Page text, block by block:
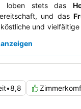
loben stets das
und das
und
Sie ein
•8,8